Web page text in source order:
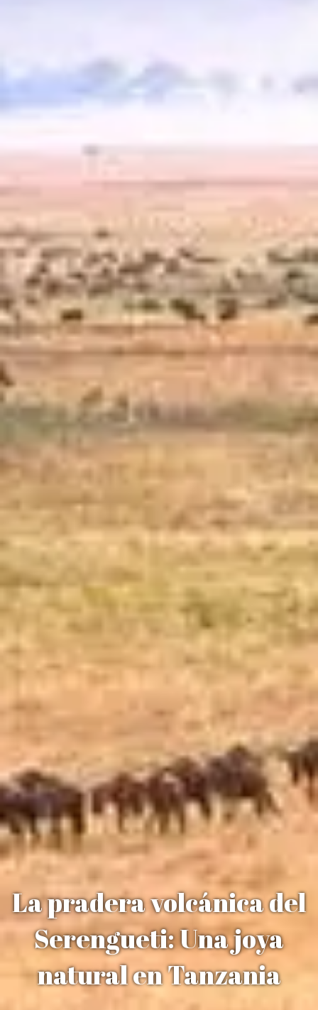
La pradera volcánica del
Serengueti: Una joya
natural en Tanzania